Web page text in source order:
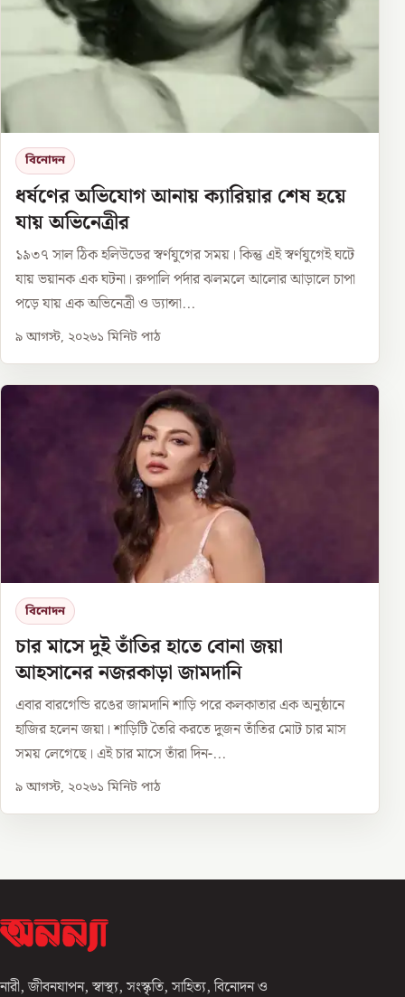
বিনোদন
ধর্ষণের অভিযোগ আনায় ক্যারিয়ার শেষ হয়ে
যায় অভিনেত্রীর
১৯৩৭ সাল ঠিক হলিউডের স্বর্ণযুগের সময়। কিন্তু এই স্বর্ণযুগেই ঘটে
যায় ভয়ানক এক ঘটনা। রুপালি পর্দার ঝলমলে আলোর আড়ালে চাপা
পড়ে যায় এক অভিনেত্রী ও ড্যান্সা...
৯ আগস্ট, ২০২৬১ মিনিট পাঠ
বিনোদন
চার মাসে দুই তাঁতির হাতে বোনা জয়া
আহসানের নজরকাড়া জামদানি
এবার বারগেন্ডি রঙের জামদানি শাড়ি পরে কলকাতার এক অনুষ্ঠানে
হাজির হলেন জয়া। শাড়িটি তৈরি করতে দুজন তাঁতির মোট চার মাস
সময় লেগেছে। এই চার মাসে তাঁরা দিন-...
৯ আগস্ট, ২০২৬১ মিনিট পাঠ
নারী, জীবনযাপন, স্বাস্থ্য, সংস্কৃতি, সাহিত্য, বিনোদন ও